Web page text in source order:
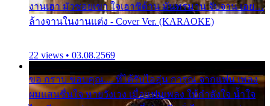
งานเฮา มัวซอยเขา ใจเฮาซิด้าน มันทรมาน จับจาน เอย…
ล้างจานในงานแต่ง - Cover Ver. (KARAOKE)
22 views • 03.08.2569
ขอ กราบ ขอบคุณ.... ที่ได้รับไออุ่น การุณ จากแฟน เพลง
ผมแสนชื่นใจ หายวังเวง เมื่อแฟนเพลง ให้กำลังใจ น้ำใจ